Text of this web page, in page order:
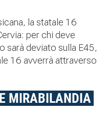
la statale 16
per chi deve
sarà deviato sulla E45,
16 avverrà attraverso
MIRABILANDIA